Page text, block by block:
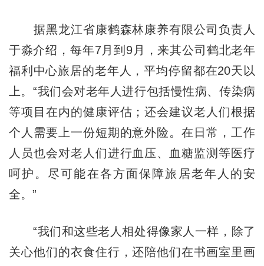
据黑龙江省康鹤森林康养有限公司负责人
于淼介绍，每年7月到9月，来其公司鹤北老年
福利中心旅居的老年人，平均停留都在20天以
上。“我们会对老年人进行包括慢性病、传染病
等项目在内的健康评估；还会建议老人们根据
个人需要上一份短期的意外险。在日常，工作
人员也会对老人们进行血压、血糖监测等医疗
呵护。尽可能在各方面保障旅居老年人的安
全。”
“我们和这些老人相处得像家人一样，除了
关心他们的衣食住行，还陪他们在书画室里画